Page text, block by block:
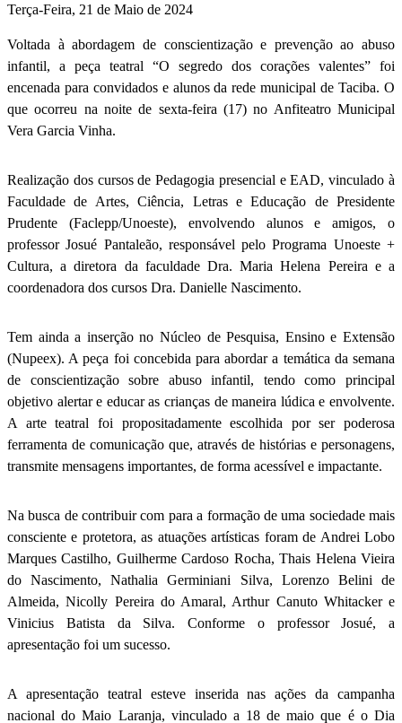
Terça-Feira, 21 de Maio de 2024
Voltada à abordagem de conscientização e prevenção ao abuso
infantil, a peça teatral “O segredo dos corações valentes” foi
encenada para convidados e alunos da rede municipal de Taciba. O
que ocorreu na noite de sexta-feira (17) no Anfiteatro Municipal
Vera Garcia Vinha.
Realização dos cursos de Pedagogia presencial e EAD, vinculado à
Faculdade de Artes, Ciência, Letras e Educação de Presidente
Prudente (Faclepp/Unoeste), envolvendo alunos e amigos, o
professor Josué Pantaleão, responsável pelo Programa Unoeste +
Cultura, a diretora da faculdade Dra. Maria Helena Pereira e a
coordenadora dos cursos Dra. Danielle Nascimento.
Tem ainda a inserção no Núcleo de Pesquisa, Ensino e Extensão
(Nupeex). A peça foi concebida para abordar a temática da semana
de conscientização sobre abuso infantil, tendo como principal
objetivo alertar e educar as crianças de maneira lúdica e envolvente.
A arte teatral foi propositadamente escolhida por ser poderosa
ferramenta de comunicação que, através de histórias e personagens,
transmite mensagens importantes, de forma acessível e impactante.
Na busca de contribuir com para a formação de uma sociedade mais
consciente e protetora, as atuações artísticas foram de Andrei Lobo
Marques Castilho, Guilherme Cardoso Rocha, Thais Helena Vieira
do Nascimento, Nathalia Germiniani Silva, Lorenzo Belini de
Almeida, Nicolly Pereira do Amaral, Arthur Canuto Whitacker e
Vinicius Batista da Silva. Conforme o professor Josué, a
apresentação foi um sucesso.
A apresentação teatral esteve inserida nas ações da campanha
nacional do Maio Laranja, vinculado a 18 de maio que é o Dia